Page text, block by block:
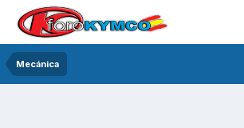
Mecánica